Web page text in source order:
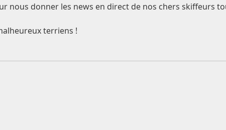
nous donner les news en direct de nos chers skiffeurs
terriens !